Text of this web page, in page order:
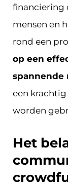
financiering
mensen en
rond een
op een
spannende
een
worden
Het